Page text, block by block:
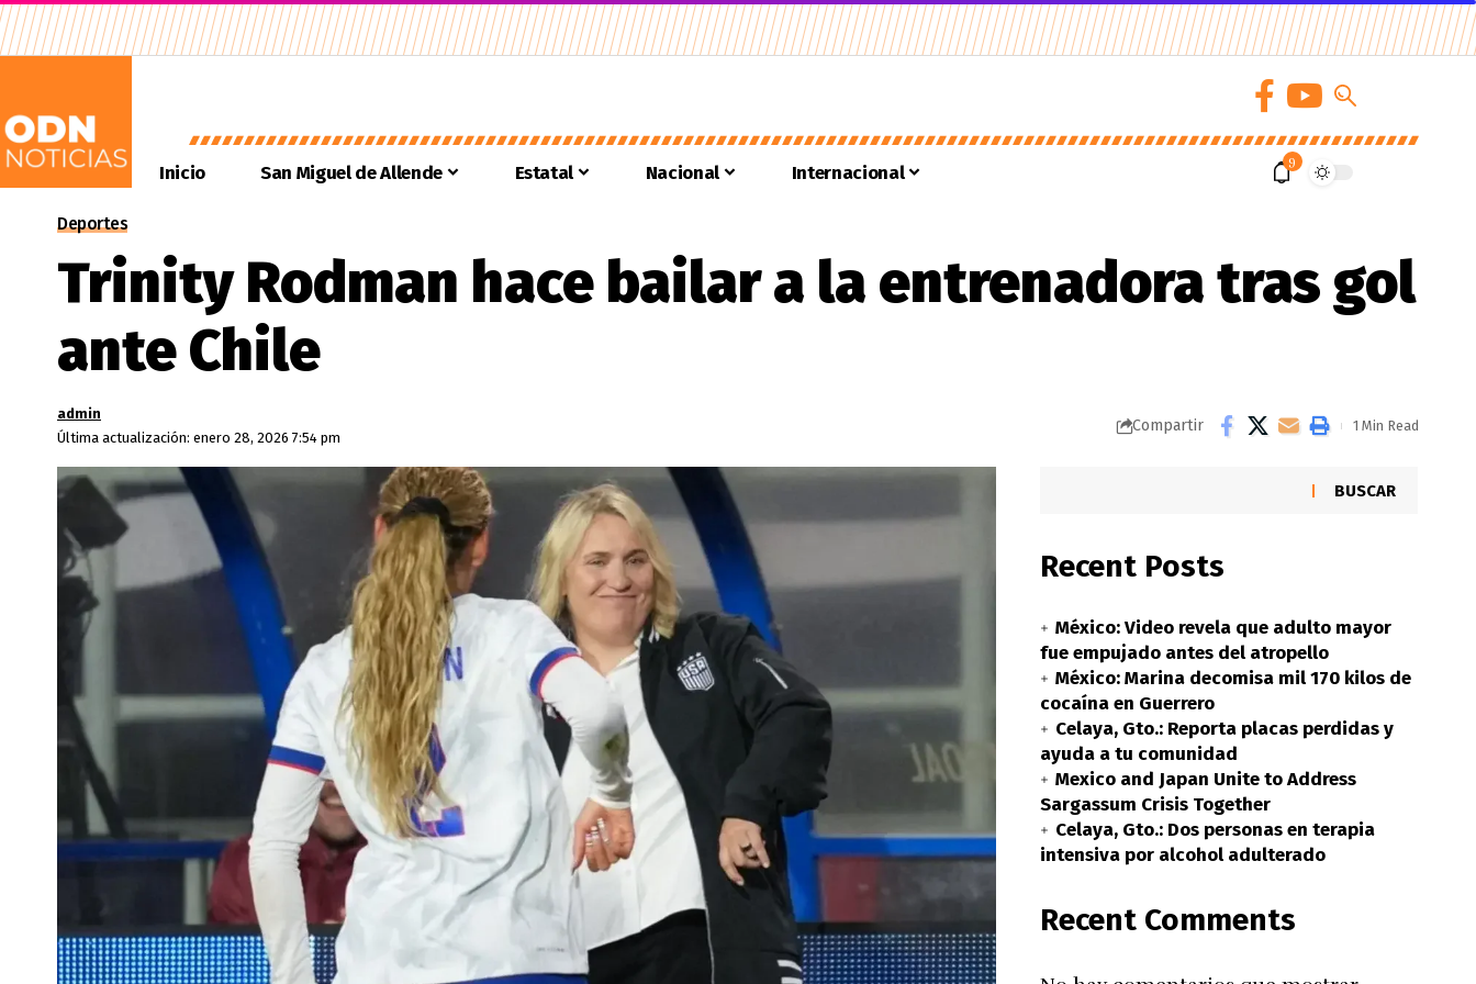
Inicio San Miguel de Allende Estatal Nacional Internacional 9
Deportes
Trinity Rodman hace bailar a la entrenadora tras gol
ante Chile
Última actualización: enero 28, 2026 7:54 pm
admin
Compartir 1 Min Read
BUSCAR
Recent Posts
México: Video revela que adulto mayor
fue empujado antes del atropello
México: Marina decomisa mil 170 kilos de
cocaína en Guerrero
Celaya, Gto.: Reporta placas perdidas y
ayuda a tu comunidad
Mexico and Japan Unite to Address
Sargassum Crisis Together
Celaya, Gto.: Dos personas en terapia
intensiva por alcohol adulterado
Recent Comments